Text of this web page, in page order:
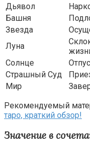
Дьявол
Башня
Звезда
Луна
Солнце
Страшный Суд
Мир
Рекомендуемый
таро, краткий обзор!
Значение в